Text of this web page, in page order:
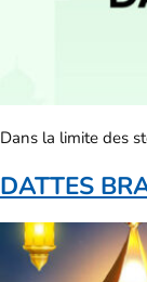
Dans la limite des
DATTES